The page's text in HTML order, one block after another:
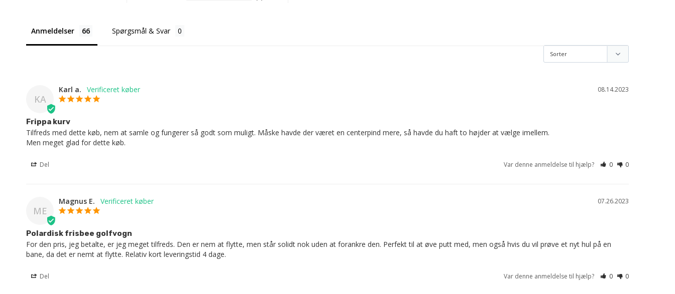
Anmeldelser Spørgsmål & Svar
KA
08.14.2023
Karl a.
Frippa kurv
Tilfreds med dette køb, nem at samle og fungerer så godt som muligt. Måske havde der været en centerpind mere, så havde du haft to højder at vælge imellem.
Men meget glad for dette køb.
Del Var denne anmeldelse til hjælp? 0 0
ME
07.26.2023
Magnus E.
Polardisk frisbee golfvogn
For den pris, jeg betalte, er jeg meget tilfreds. Den er nem at flytte, men står solidt nok uden at forankre den. Perfekt til at øve putt med, men også hvis du vil prøve et nyt hul på en
bane, da det er nemt at flytte. Relativ kort leveringstid 4 dage.
Del Var denne anmeldelse til hjælp? 0 0